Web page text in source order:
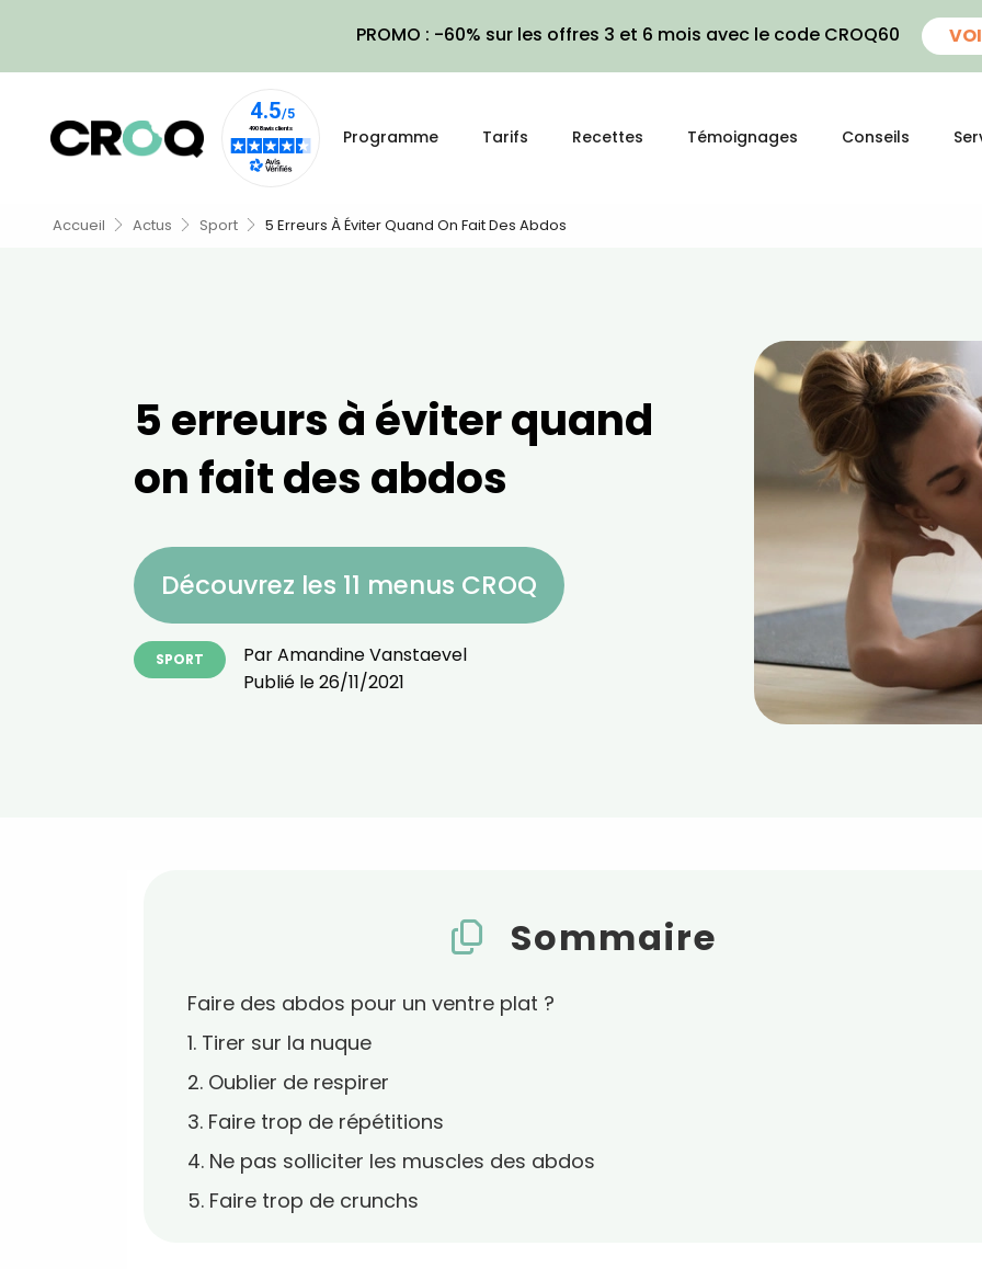
PROMO : -60% sur les offres 3 et 6 mois avec le code CROQ60
Programme Tarifs Recettes Témoignages Conseils
Accueil Actus Sport 5 Erreurs À Éviter Quand On Fait Des Abdos
5 erreurs à éviter quand
on fait des abdos
Découvrez les 11 menus CROQ
SPORT ParAmandine Vanstaevel
Publié le26/11/2021
Sommaire
Faire des abdos pour un ventre plat ?
1. Tirer sur la nuque
2. Oublier de respirer
3. Faire trop de répétitions
4. Ne pas solliciter les muscles des abdos
5. Faire trop de crunchs